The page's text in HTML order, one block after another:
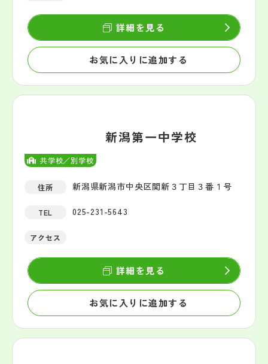
お気に入りに追加する
詳細を見る
共学校／別学校
新潟第一中学校
住所 新潟県新潟市中央区関新３丁目３番１号
TEL 025-231-5643
アクセス
お気に入りに追加する
詳細を見る